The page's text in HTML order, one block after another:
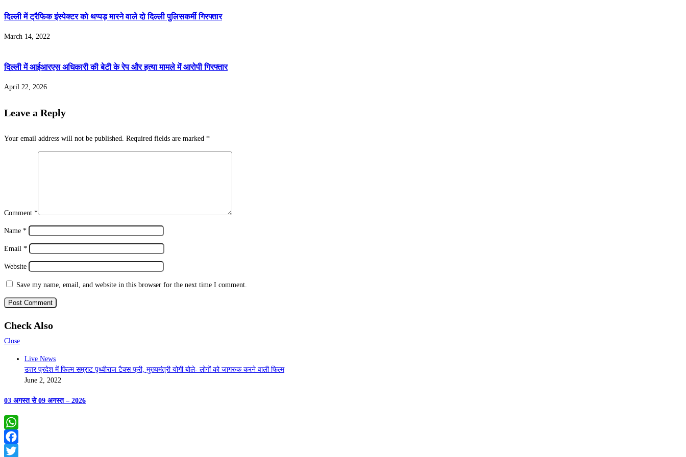
दिल्ली में ट्रैफिक इंस्पेक्टर को थप्पड़ मारने वाले दो दिल्ली पुलिसकर्मी गिरफ्तार
March 14, 2022
दिल्ली में आईआरएस अधिकारी की बेटी के रेप और हत्या मामले में आरोपी गिरफ्तार
April 22, 2026
Leave a Reply
Your email address will not be published. Required fields are marked *
Comment *
Name *
Email *
Website
Save my name, email, and website in this browser for the next time I comment.
Check Also
Close
Live News
उत्तर प्रदेश में फिल्म सम्राट पृथ्वीराज टैक्स फ्री, मुख्यमंत्री योगी बोले- लोगों को जागरुक करने वाली फिल्म
June 2, 2022
03 अगस्त से 09 अगस्त – 2026
WhatsApp
Facebook